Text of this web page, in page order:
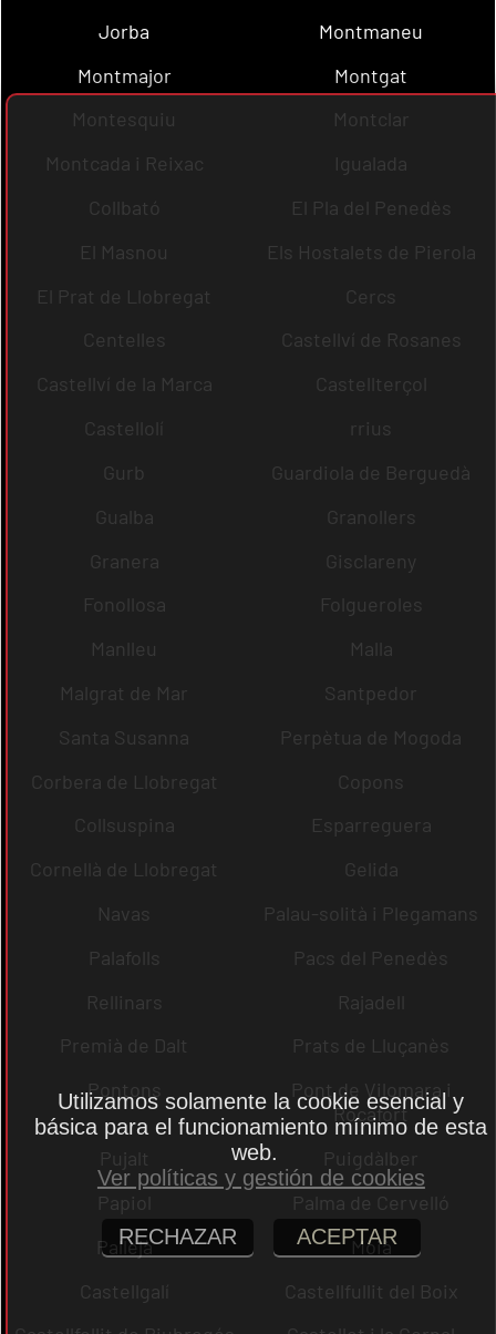
Jorba
Montmaneu
Montmajor
Montgat
Montesquiu
Montclar
Montcada i Reixac
Igualada
Collbató
El Pla del Penedès
El Masnou
Els Hostalets de Pierola
El Prat de Llobregat
Cercs
Centelles
Castellví de Rosanes
Castellví de la Marca
Castellterçol
Castellolí
rrius
Gurb
Guardiola de Berguedà
Gualba
Granollers
Granera
Gisclareny
Fonollosa
Folgueroles
Manlleu
Malla
Malgrat de Mar
Santpedor
Santa Susanna
Perpètua de Mogoda
Corbera de Llobregat
Copons
Collsuspina
Esparreguera
Cornellà de Llobregat
Gelida
Navas
Palau-solità i Plegamans
Palafolls
Pacs del Penedès
Rellinars
Rajadell
Premià de Dalt
Prats de Lluçanès
Pontons
Pont de Vilomara i
Rocafort
Pujalt
Puigdàlber
Papiol
Palma de Cervelló
Pallejà
Moià
Castellgalí
Castellfullit del Boix
Utilizamos solamente la cookie esencial y
básica para el funcionamiento mínimo de esta
web.
Ver políticas y gestión de cookies
RECHAZAR ACEPTAR